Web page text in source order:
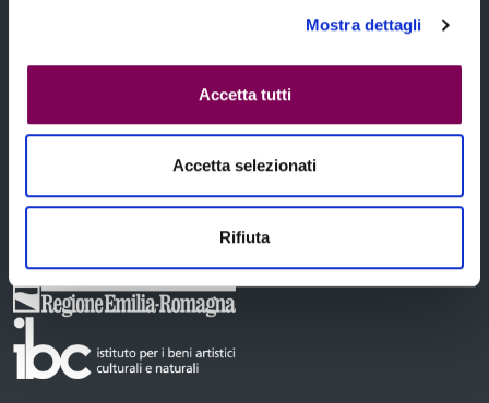
Mostra dettagli
Accetta tutti
Accetta selezionati
Rifiuta